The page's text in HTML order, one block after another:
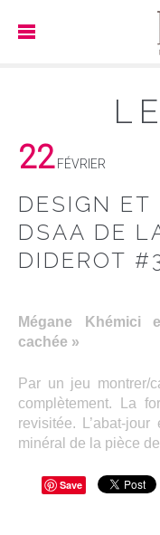
22FÉVRIER
DESIGN ET
DSAA DE
DIDEROT
Mégane Khémici
cachée »
Par un jeu montrer/
complètement. La
revisitée. L’abat-
minéral de la pièce
Save